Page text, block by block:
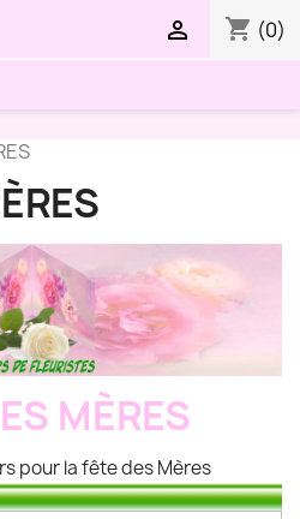
shopping_cart (0)

MÈRES
pour la fête des Mères